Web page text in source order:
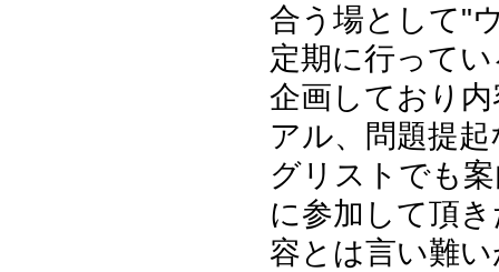
合う場として"
定期に行って
企画しており
アル、問題提
グリストでも
に参加して頂
容とは言い難